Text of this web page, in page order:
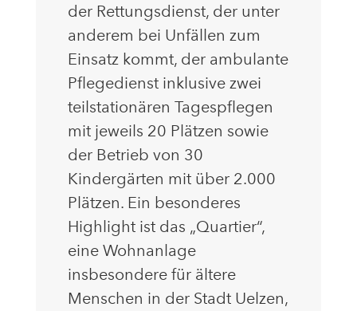
der Rettungsdienst, der unter
anderem bei Unfällen zum
Einsatz kommt, der ambulante
Pflegedienst inklusive zwei
teilstationären Tagespflegen
mit jeweils 20 Plätzen sowie
der Betrieb von 30
Kindergärten mit über 2.000
Plätzen. Ein besonderes
Highlight ist das „Quartier“,
eine Wohnanlage
insbesondere für ältere
Menschen in der Stadt Uelzen,